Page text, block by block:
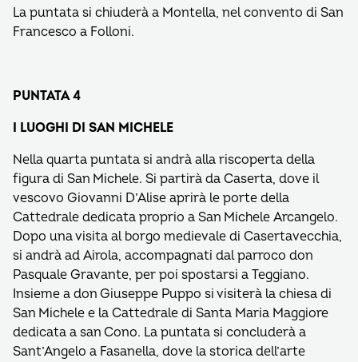
La puntata si chiuderà a Montella, nel convento di San
Francesco a Folloni.
PUNTATA 4
I LUOGHI DI SAN MICHELE
Nella quarta puntata si andrà alla riscoperta della
figura di San Michele. Si partirà da Caserta, dove il
vescovo Giovanni D’Alise aprirà le porte della
Cattedrale dedicata proprio a San Michele Arcangelo.
Dopo una visita al borgo medievale di Casertavecchia,
si andrà ad Airola, accompagnati dal parroco don
Pasquale Gravante, per poi spostarsi a Teggiano.
Insieme a don Giuseppe Puppo si visiterà la chiesa di
San Michele e la Cattedrale di Santa Maria Maggiore
dedicata a san Cono. La puntata si concluderà a
Sant’Angelo a Fasanella, dove la storica dell’arte